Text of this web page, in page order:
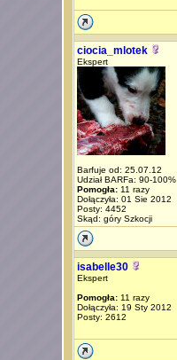
ciocia_mlotek
Ekspert
Barfuje od: 25.07.12
Udział BARFa: 90-100%
Pomogła:11 razy
Dołączyła: 01 Sie 2012
Posty: 4452
Skąd: góry Szkocji
isabelle30
Ekspert
Pomogła:11 razy
Dołączyła: 19 Sty 2012
Posty: 2612